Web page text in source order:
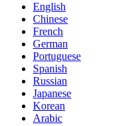
English
Chinese
French
German
Portuguese
Spanish
Russian
Japanese
Korean
Arabic